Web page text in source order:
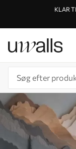
KLAR